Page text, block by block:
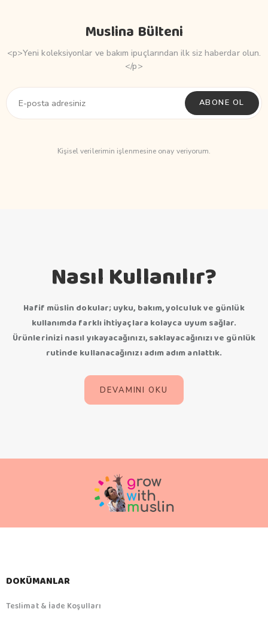
Muslina Bülteni
<p>Yeni koleksiyonlar ve bakım ipuçlarından ilk siz haberdar olun.
</p>
ABONE OL
Kişisel verilerimin işlenmesine onay veriyorum.
Nasıl Kullanılır?
Hafif müslin dokular; uyku, bakım, yolculuk ve günlük
kullanımda farklı ihtiyaçlara kolayca uyum sağlar.
Ürünlerinizi nasıl yıkayacağınızı, saklayacağınızı ve günlük
rutinde kullanacağınızı adım adım anlattık.
DEVAMINI OKU
DOKÜMANLAR
Teslimat & İade Koşulları